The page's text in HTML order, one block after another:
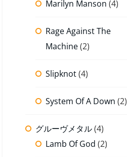
Marilyn Manson (4)
Rage Against The
Machine(2)
Slipknot(4)
System Of A Down (2)
グルーヴメタル(4)
Lamb Of God (2)